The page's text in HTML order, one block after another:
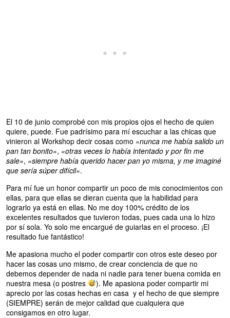
El 10 de junio comprobé con mis propios ojos el hecho de quien
quiere, puede. Fue padrísimo para mí escuchar a las chicas que
vinieron al Workshop decir cosas como «nunca me había salido un
pan tan bonito», «otras veces lo había intentado y por fin me
sale», «siempre había querido hacer pan yo misma, y me imaginé
que sería súper difícil».
Para mí fue un honor compartir un poco de mis conocimientos con
ellas, para que ellas se dieran cuenta que la habilidad para
lograrlo ya está en ellas. No me doy 100% crédito de los
excelentes resultados que tuvieron todas, pues cada una lo hizo
por sí sola. Yo solo me encargué de guiarlas en el proceso. ¡El
resultado fue fantástico!
Me apasiona mucho el poder compartir con otros este deseo por
hacer las cosas uno mismo, de crear conciencia de que no
debemos depender de nada ni nadie para tener buena comida en
nuestra mesa (o postres
). Me apasiona poder compartir mi
aprecio por las cosas hechas en casa y el hecho de que siempre
(SIEMPRE) serán de mejor calidad que cualquiera que
consigamos en otro lugar.